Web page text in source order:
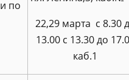
по
22,29 марта с 8.30
13.00 с 13.30 до
каб.1